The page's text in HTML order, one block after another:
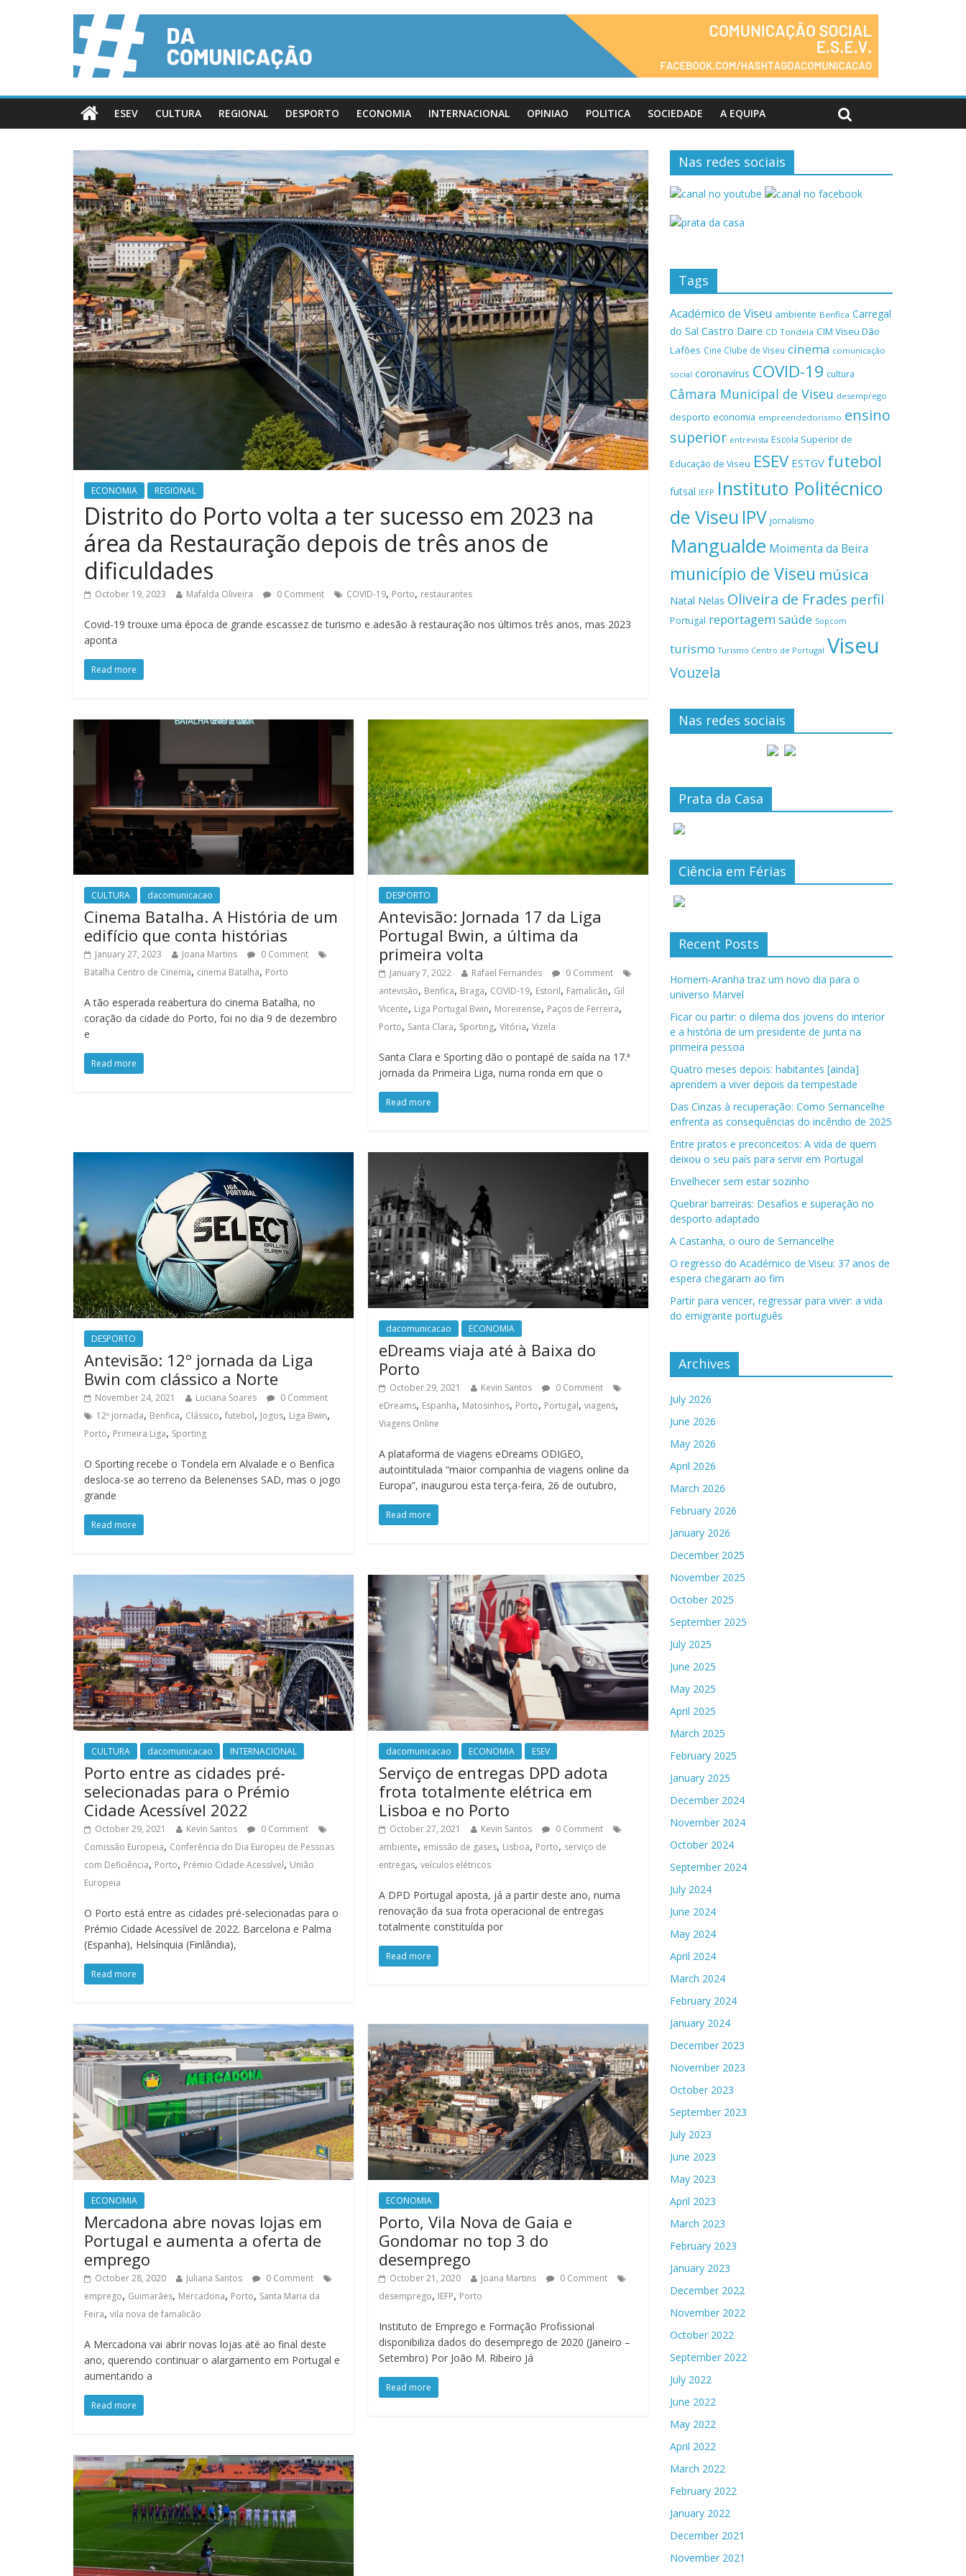
ESEV CULTURA REGIONAL DESPORTO ECONOMIA INTERNACIONAL OPINIAO POLITICA SOCIEDADE A EQUIPA
ECONOMIA REGIONAL
Distrito do Porto volta a ter sucesso em 2023 na
área da Restauração depois de três anos de
dificuldades
October 19, 2023 Mafalda Oliveira 0 Comment COVID-19, Porto, restaurantes
Covid-19 trouxe uma época de grande escassez de turismo e adesão à restauração nos últimos três anos, mas 2023
aponta
Read more
CULTURA dacomunicacao
Cinema Batalha. A História de um
edifício que conta histórias
January 27, 2023 Joana Martins
0 Comment
Batalha Centro de Cinema, cinema Batalha, Porto
A tão esperada reabertura do cinema Batalha, no
coração da cidade do Porto, foi no dia 9 de dezembro
e
Read more
DESPORTO
Antevisão: Jornada 17 da Liga
Portugal Bwin, a última da
primeira volta
January 7, 2022 Rafael Fernandes
0 Comment
antevisão, Benfica, Braga, COVID-19, Estoril, Famalicão, Gil
Vicente, Liga Portugal Bwin, Moreirense, Paços de Ferreira,
Porto, Santa Clara, Sporting,Vitória,Vizela
Santa Clara e Sporting dão o pontapé de saída na 17.ª
jornada da Primeira Liga, numa ronda em que o
Read more
DESPORTO
Antevisão: 12º jornada da Liga
Bwin com clássico a Norte
November 24, 2021 Luciana Soares
0 Comment
12º jornada, Benfica, Clássico, futebol, Jogos, Liga Bwin,
Porto, Primeira Liga, Sporting
O Sporting recebe o Tondela em Alvalade e o Benfica
desloca-se ao terreno da Belenenses SAD, mas o jogo
grande
Read more
dacomunicacao ECONOMIA
eDreams viaja até à Baixa do
Porto
October 29, 2021 Kevin Santos
0 Comment
eDreams, Espanha, Matosinhos, Porto, Portugal,viagens,
Viagens Online
A plataforma de viagens eDreams ODIGEO,
autointitulada “maior companhia de viagens online da
Europa”, inaugurou esta terça-feira, 26 de outubro,
Read more
CULTURA dacomunicacao INTERNACIONAL
Porto entre as cidades pré-
selecionadas para o Prémio
Cidade Acessível 2022
October 29, 2021 Kevin Santos
0 Comment
Comissão Europeia, Conferência do Dia Europeu de Pessoas
com Deficiência, Porto, Prémio Cidade Acessível, União
Europeia
O Porto está entre as cidades pré-selecionadas para o
Prémio Cidade Acessível de 2022. Barcelona e Palma
(Espanha), Helsínquia (Finlândia),
Read more
dacomunicacao ECONOMIA ESEV
Serviço de entregas DPD adota
frota totalmente elétrica em
Lisboa e no Porto
October 27, 2021 Kevin Santos
0 Comment
ambiente, emissão de gases, Lisboa, Porto, serviço de
entregas,veículos elétricos
A DPD Portugal aposta, já a partir deste ano, numa
renovação da sua frota operacional de entregas
totalmente constituída por
Read more
ECONOMIA
Mercadona abre novas lojas em
Portugal e aumenta a oferta de
emprego
October 28, 2020 Juliana Santos
0 Comment
emprego, Guimarães, Mercadona, Porto, Santa Maria da
Feira, vila nova de famalicão
A Mercadona vai abrir novas lojas até ao final deste
ano, querendo continuar o alargamento em Portugal e
aumentando a
Read more
ECONOMIA
Porto, Vila Nova de Gaia e
Gondomar no top 3 do
desemprego
October 21, 2020 Joana Martins
0 Comment
desemprego, IEFP, Porto
Instituto de Emprego e Formação Profissional
disponibiliza dados do desemprego de 2020 (Janeiro –
Setembro) Por João M. Ribeiro Já
Read more
Nas redes sociais
Tags
Académico de Viseu ambiente Benfica Carregal
do Sal Castro Daire CD Tondela CIM Viseu Dão
Lafões Cine Clube de Viseu cinema comunicação
social coronavírus COVID-19 cultura
Câmara Municipal de Viseu desemprego
desporto economia empreendedorismo ensino
superior entrevista Escola Superior de
Educação de Viseu ESEV ESTGV futebol
futsal IEFP Instituto Politécnico
de Viseu IPV jornalismo
Mangualde Moimenta da Beira
município de Viseu música
Natal Nelas Oliveira de Frades perfil
Portugal reportagemsaúde Sopcom
turismo Turismo Centro de Portugal Viseu
Vouzela
Nas redes sociais
Prata da Casa
Ciência em Férias
Recent Posts
Homem-Aranha traz um novo dia para o
universo Marvel
Ficar ou partir: o dilema dos jovens do interior
e a história de um presidente de junta na
primeira pessoa
Quatro meses depois: habitantes [ainda]
aprendem a viver depois da tempestade
Das Cinzas à recuperação: Como Sernancelhe
enfrenta as consequências do incêndio de 2025
Entre pratos e preconceitos: A vida de quem
deixou o seu país para servir em Portugal
Envelhecer sem estar sozinho
Quebrar barreiras: Desafios e superação no
desporto adaptado
A Castanha, o ouro de Sernancelhe
O regresso do Académico de Viseu: 37 anos de
espera chegaram ao fim
Partir para vencer, regressar para viver: a vida
do emigrante português
Archives
July 2026
June 2026
May 2026
April 2026
March 2026
February 2026
January 2026
December 2025
November 2025
October 2025
September 2025
July 2025
June 2025
May 2025
April 2025
March 2025
February 2025
January 2025
December 2024
November 2024
October 2024
September 2024
July 2024
June 2024
May 2024
April 2024
March 2024
February 2024
January 2024
December 2023
November 2023
October 2023
September 2023
July 2023
June 2023
May 2023
April 2023
March 2023
February 2023
January 2023
December 2022
November 2022
October 2022
September 2022
July 2022
June 2022
May 2022
April 2022
March 2022
February 2022
January 2022
December 2021
November 2021